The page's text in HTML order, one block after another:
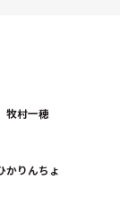
牧村一穂
かりんちょ